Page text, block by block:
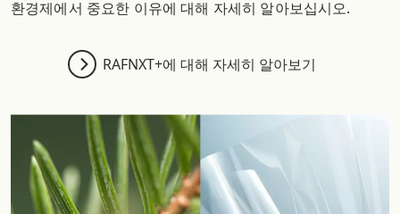
환경제에서 중요한 이유에 대해 자세히 알아보십시오.
RAFNXT+에 대해 자세히 알아보기